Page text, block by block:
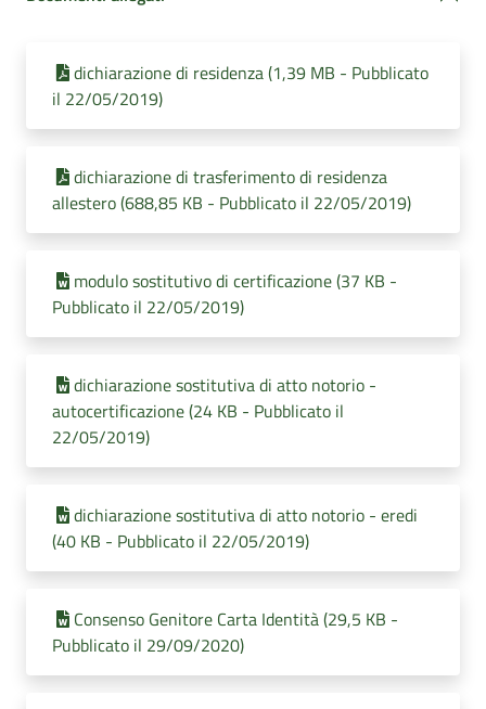
dichiarazione di residenza (1,39 MB - Pubblicato
il 22/05/2019)
dichiarazione di trasferimento di residenza
allestero (688,85 KB - Pubblicato il 22/05/2019)
modulo sostitutivo di certificazione (37 KB -
Pubblicato il 22/05/2019)
dichiarazione sostitutiva di atto notorio -
autocertificazione (24 KB - Pubblicato il
22/05/2019)
dichiarazione sostitutiva di atto notorio - eredi
(40 KB - Pubblicato il 22/05/2019)
Consenso Genitore Carta Identità (29,5 KB -
Pubblicato il 29/09/2020)